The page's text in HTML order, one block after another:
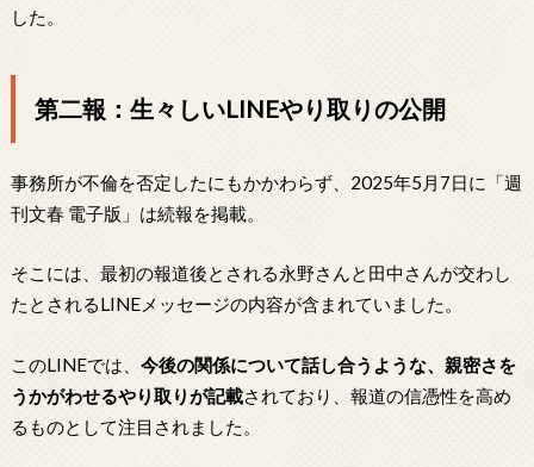
した。
第二報：生々しいLINEやり取りの公開
事務所が不倫を否定したにもかかわらず、2025年5月7日に「週
刊文春 電子版」は続報を掲載。
そこには、最初の報道後とされる永野さんと田中さんが交わし
たとされるLINEメッセージの内容が含まれていました。
このLINEでは、 今後の関係について話し合うような、親密さを
うかがわせるやり取りが記載されており、報道の信憑性を高め
るものとして注目されました。